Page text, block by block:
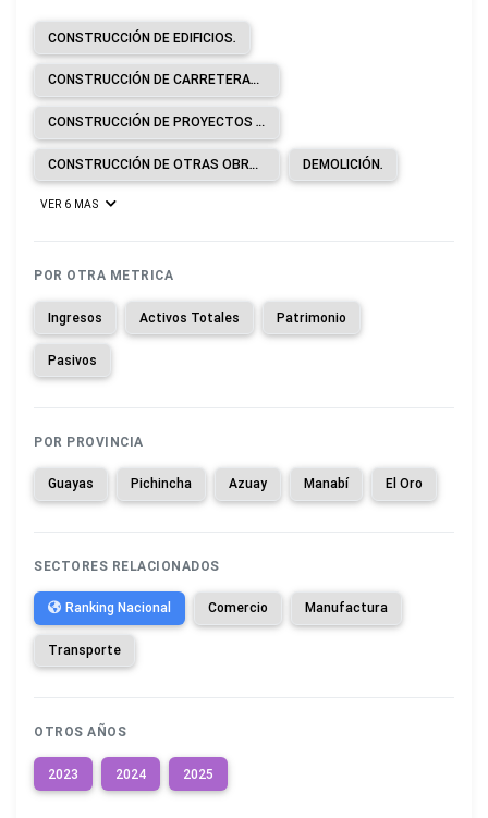
CONSTRUCCIÓN DE EDIFICIOS.
CONSTRUCCIÓN DE CARRETERAS Y LÍNEAS DE FERROCARRIL.
CONSTRUCCIÓN DE PROYECTOS DE SERVICIOS PÚBLICOS.
CONSTRUCCIÓN DE OTRAS OBRAS DE INGENIERÍA CIVIL. DEMOLICIÓN.
VER 6 MAS
POR OTRA METRICA
Ingresos Activos Totales Patrimonio
Pasivos
POR PROVINCIA
Guayas Pichincha Azuay Manabí El Oro
SECTORES RELACIONADOS
Ranking Nacional Comercio Manufactura
Transporte
OTROS AÑOS
2023 2024 2025